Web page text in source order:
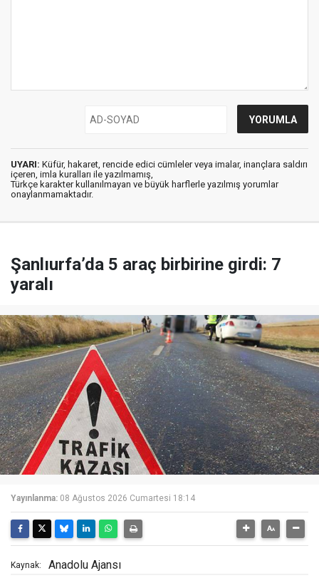
UYARI: Küfür, hakaret, rencide edici cümleler veya imalar, inançlara saldırı
içeren, imla kuralları ile yazılmamış,
Türkçe karakter kullanılmayan ve büyük harflerle yazılmış yorumlar
onaylanmamaktadır.
Şanlıurfa’da 5 araç birbirine girdi: 7
yaralı
Yayınlanma: 08 Ağustos 2026 Cumartesi 18:14
Kaynak: Anadolu Ajansı